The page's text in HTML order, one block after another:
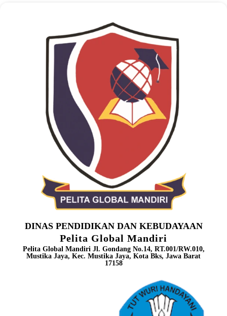
DINAS PENDIDIKAN DAN KEBUDAYAAN
Pelita Global Mandiri
Pelita Global Mandiri Jl. Gondang No.14, RT.001/RW.010,
Mustika Jaya, Kec. Mustika Jaya, Kota Bks, Jawa Barat
17158